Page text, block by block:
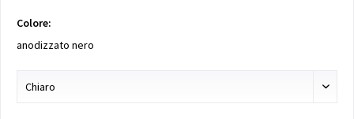
Colore:
anodizzato nero